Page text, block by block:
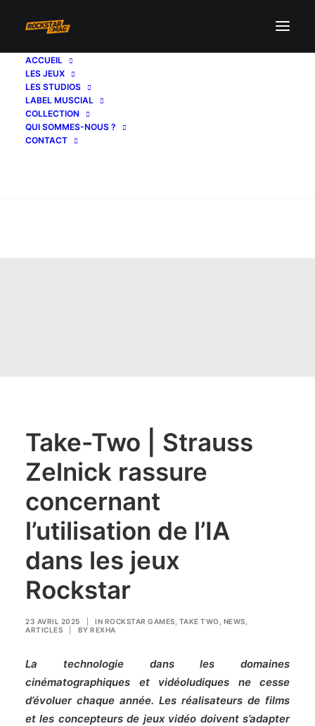
ACCUEIL
LES JEUX
LES STUDIOS
LABEL MUSCIAL
COLLECTION
QUI SOMMES-NOUS ?
CONTACT
Take-Two | Strauss
Zelnick rassure
concernant
l’utilisation de l’IA
dans les jeux
Rockstar
23 AVRIL 2025 IN ROCKSTAR GAMES TAKE TWO NEWS
ARTICLES
BY REXHA
La technologie dans les domaines
cinématographiques et vidéoludiques ne cesse
d’évoluer chaque année. Les réalisateurs de films
et les concepteurs de jeux vidéo doivent s’adapter